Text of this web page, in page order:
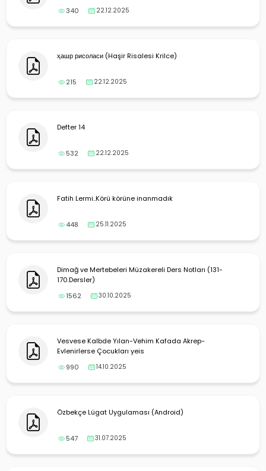
340 22.12.2025
ҳашр рисоласи (Haşir Risalesi Krilce)
215 22.12.2025
Defter 14
532 22.12.2025
Fatih Lermi..Körü körüne inanmadık
448 25.11.2025
Dimağ ve Mertebeleri Müzakereli Ders Notları (131-
170.Dersler)
1562
30.10.2025
Vesvese Kalbde Yılan-Vehim Kafada Akrep-
Evlenirlerse Çocukları yeis
990
14.10.2025
Özbekçe Lügat Uygulaması (Android)
547 31.07.2025